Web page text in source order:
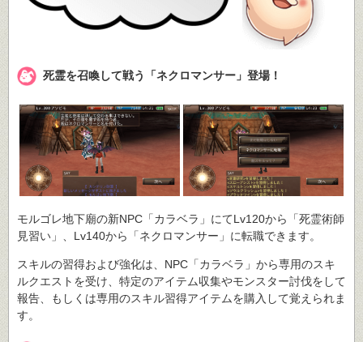
死霊を召喚して戦う「ネクロマンサー」登場！
モルゴレ地下廟の新NPC「カラベラ」にてLv120から「死霊術師
見習い」、Lv140から「ネクロマンサー」に転職できます。
スキルの習得および強化は、NPC「カラベラ」から専用のスキ
ルクエストを受け、特定のアイテム収集やモンスター討伐をして
報告、もしくは専用のスキル習得アイテムを購入して覚えられま
す。